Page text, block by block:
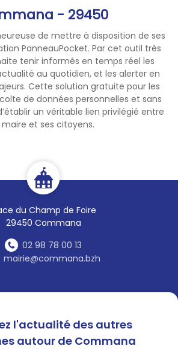
- 29450
de mettre à disposition de ses
PanneauPocket. Par cet outil très
tenir informés en temps réel les
au quotidien, et les alerter en
Cette solution gratuite pour les
de données personnelles et sans
un véritable lien privilégié entre
maire et ses citoyens.
du Champ de Foire
29450 Commana
02 98 78 00 13
mairie@commana.bzh
l'actualité des autres
autour de Commana